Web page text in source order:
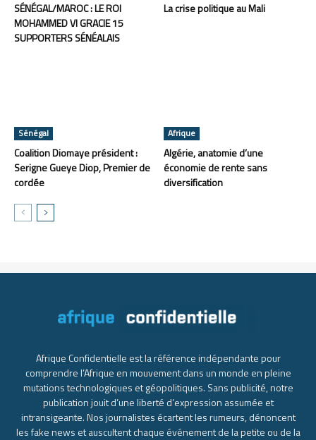
SÉNÉGAL/MAROC : LE ROI
MOHAMMED VI GRACIE 15
SUPPORTERS SÉNÉALAIS
La crise politique au Mali
Sénégal
Coalition Diomaye président :
Serigne Gueye Diop, Premier de
cordée
Afrique
Algérie, anatomie d’une
économie de rente sans
diversification
Afrique Confidentielle est la référence indépendante pour
comprendre l’Afrique en mouvement dans un monde en pleine
mutations technologiques et géopolitiques. Sans publicité, notre
publication jouit d’une liberté d’expression assumée et
intransigeante. Nos journalistes écartent les rumeurs, dénoncent
les fake news et auscultent chaque événement de la petite ou de la